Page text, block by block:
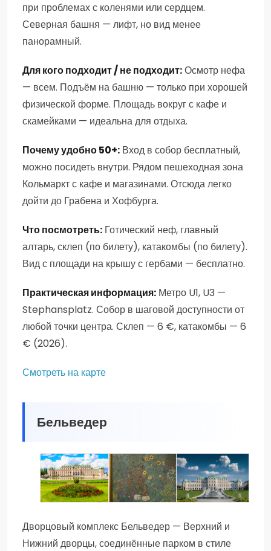
при проблемах с коленями или сердцем.
Северная башня — лифт, но вид менее
панорамный.
Для кого подходит / не подходит:Осмотр нефа
— всем. Подъём на башню — только при хорошей
физической форме. Площадь вокруг с кафе и
скамейками — идеальна для отдыха.
Почему удобно 50+: Вход в собор бесплатный,
можно посидеть внутри. Рядом пешеходная зона
Кольмаркт с кафе и магазинами. Отсюда легко
дойти до Грабена и Хофбурга.
Что посмотреть: Готический неф, главный
алтарь, склеп (по билету), катакомбы (по билету).
Вид с площади на крышу с гербами — бесплатно.
Практическая информация: Метро U1, U3 —
Stephansplatz. Собор в шаговой доступности от
любой точки центра. Склеп — 6 €, катакомбы — 6
€ (2026).
Смотреть на карте
Бельведер
БЕЛЬВЕДЕР ЭКСКУРСИЯ :
КЛИМТА ( ИСКУССТВЕД.,
ТВОРЧЕСТВО КЛИМТА ВЭКСКУРСИЯ ПО ДВОРЦУ
Дворцовый комплекс Бельведер — Верхний и
Нижний дворцы, соединённые парком в стиле